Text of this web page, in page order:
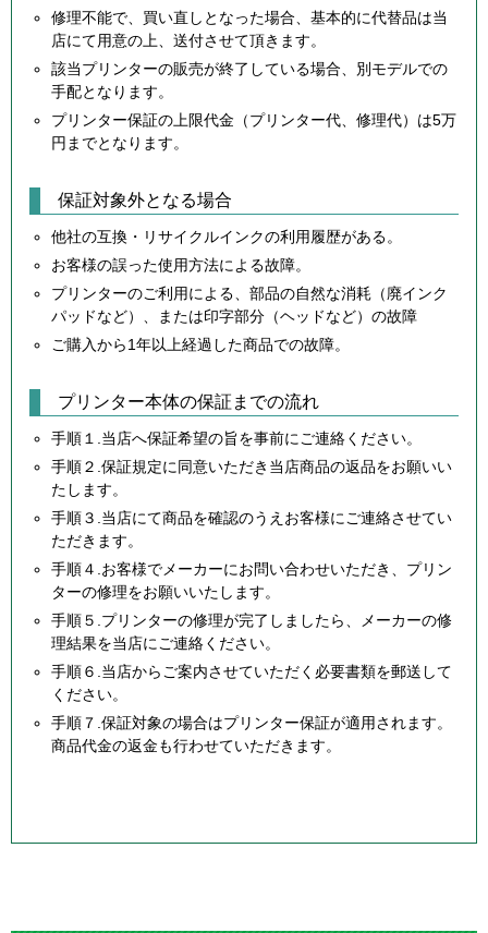
修理不能で、買い直しとなった場合、基本的に代替品は当
店にて用意の上、送付させて頂きます。
該当プリンターの販売が終了している場合、別モデルでの
手配となります。
プリンター保証の上限代金（プリンター代、修理代）は5万
円までとなります。
保証対象外となる場合
他社の互換・リサイクルインクの利用履歴がある。
お客様の誤った使用方法による故障。
プリンターのご利用による、部品の自然な消耗（廃インク
パッドなど）、または印字部分（ヘッドなど）の故障
ご購入から1年以上経過した商品での故障。
プリンター本体の保証までの流れ
手順１.当店へ保証希望の旨を事前にご連絡ください。
手順２.保証規定に同意いただき当店商品の返品をお願いい
たします。
手順３.当店にて商品を確認のうえお客様にご連絡させてい
ただきます。
手順４.お客様でメーカーにお問い合わせいただき、プリン
ターの修理をお願いいたします。
手順５.プリンターの修理が完了しましたら、メーカーの修
理結果を当店にご連絡ください。
手順６.当店からご案内させていただく必要書類を郵送して
ください。
手順７.保証対象の場合はプリンター保証が適用されます。
商品代金の返金も行わせていただきます。